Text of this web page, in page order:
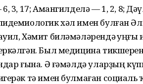
3, 17; Амангилделә — 1, 2, 8;
хәл имен булған
Хәмит биләмәләрендә
Был медицина
ғына. Ә ғәмәлдә уларҙың
тә имен булмаған социаль